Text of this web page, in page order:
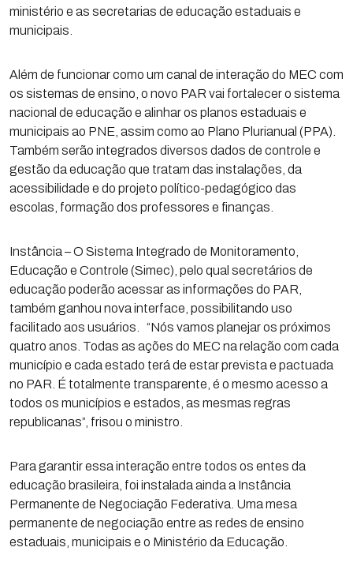
ministério e as secretarias de educação estaduais e
municipais.
Além de funcionar como um canal de interação do MEC com
os sistemas de ensino, o novo PAR vai fortalecer o sistema
nacional de educação e alinhar os planos estaduais e
municipais ao PNE, assim como ao Plano Plurianual (PPA).
Também serão integrados diversos dados de controle e
gestão da educação que tratam das instalações, da
acessibilidade e do projeto político-pedagógico das
escolas, formação dos professores e finanças.
Instância – O Sistema Integrado de Monitoramento,
Educação e Controle (Simec), pelo qual secretários de
educação poderão acessar as informações do PAR,
também ganhou nova interface, possibilitando uso
facilitado aos usuários. “Nós vamos planejar os próximos
quatro anos. Todas as ações do MEC na relação com cada
município e cada estado terá de estar prevista e pactuada
no PAR. É totalmente transparente, é o mesmo acesso a
todos os municípios e estados, as mesmas regras
republicanas”, frisou o ministro.
Para garantir essa interação entre todos os entes da
educação brasileira, foi instalada ainda a Instância
Permanente de Negociação Federativa. Uma mesa
permanente de negociação entre as redes de ensino
estaduais, municipais e o Ministério da Educação.